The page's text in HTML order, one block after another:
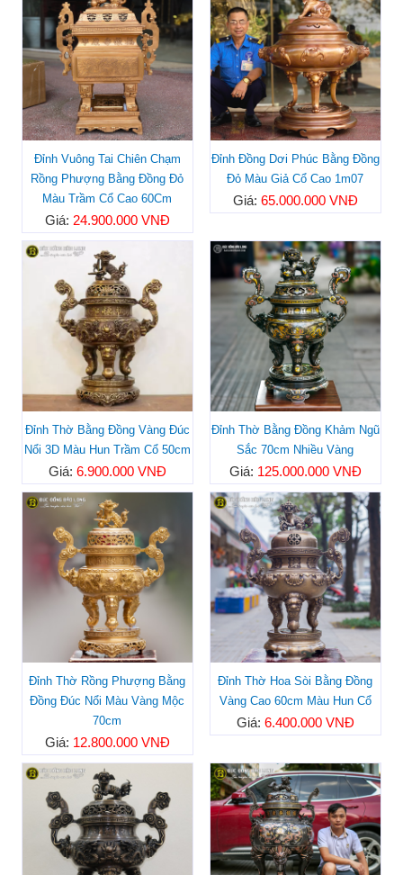
Đỉnh Vuông Tai Chiên Chạm
Rồng Phượng Bằng Đồng Đỏ
Màu Trầm Cổ Cao 60Cm
Giá: 24.900.000 VNĐ
Đỉnh Đồng Dơi Phúc Bằng Đồng
Đỏ Màu Giả Cổ Cao 1m07
Giá: 65.000.000 VNĐ
Đỉnh Thờ Bằng Đồng Vàng Đúc
Nổi 3D Màu Hun Trầm Cổ 50cm
Giá: 6.900.000 VNĐ
Đỉnh Thờ Bằng Đồng Khảm Ngũ
Sắc 70cm Nhiều Vàng
Giá: 125.000.000 VNĐ
Đỉnh Thờ Rồng Phượng Bằng
Đồng Đúc Nổi Màu Vàng Mộc
70cm
Giá: 12.800.000 VNĐ
Đỉnh Thờ Hoa Sòi Bằng Đồng
Vàng Cao 60cm Màu Hun Cổ
Giá: 6.400.000 VNĐ